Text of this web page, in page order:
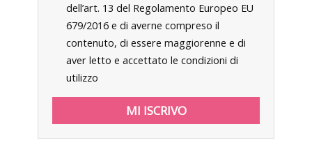
dell’art. 13 del Regolamento Europeo EU
679/2016 e di averne compreso il
contenuto, di essere maggiorenne e di
aver letto e accettato le condizioni di
utilizzo